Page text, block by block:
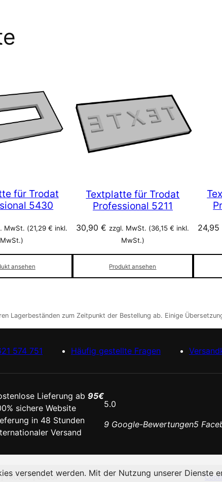
für Trodat
5430
MwSt. (21,29€ inkl.
MwSt.)
ansehen
Textplatte für Trodat
Professional 5211
30,90€ zzgl. MwSt. (36,15€ inkl.
MwSt.)
Produkt ansehen
24,95
Lagerbeständen zum Zeitpunkt der Bestellung ab. Einige
574 751 Häufig gestellte Fragen
Lieferung ab 95€
sichere Website
in 48 Stunden
Versand
5.0
9 Google-Bewertungen5
| COLOP
versendet werden. Mit der Nutzung unserer Dienste